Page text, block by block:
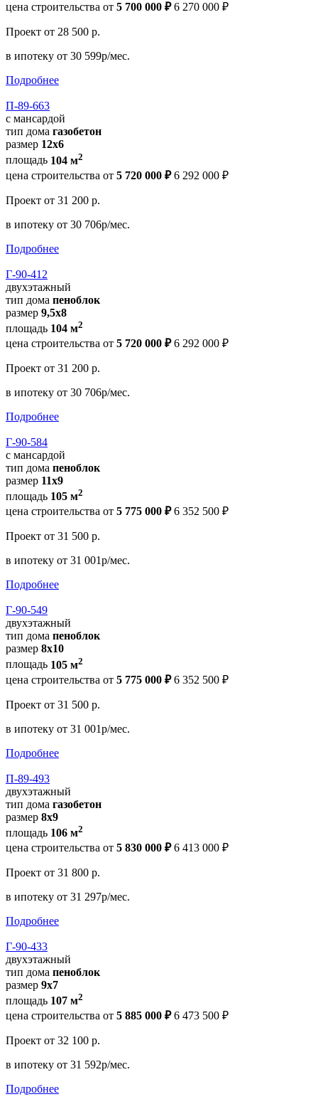
цена строительства от 5 700 000 ₽ 6 270 000 ₽
Проект от 28 500 р.
в ипотеку от 30 599р/мес.
Подробнее
П-89-663
с мансардой
тип дома газобетон
размер 12x6
площадь 104 м2
цена строительства от 5 720 000 ₽ 6 292 000 ₽
Проект от 31 200 р.
в ипотеку от 30 706р/мес.
Подробнее
Г-90-412
двухэтажный
тип дома пеноблок
размер 9,5х8
площадь 104 м2
цена строительства от 5 720 000 ₽ 6 292 000 ₽
Проект от 31 200 р.
в ипотеку от 30 706р/мес.
Подробнее
Г-90-584
с мансардой
тип дома пеноблок
размер 11х9
площадь 105 м2
цена строительства от 5 775 000 ₽ 6 352 500 ₽
Проект от 31 500 р.
в ипотеку от 31 001р/мес.
Подробнее
Г-90-549
двухэтажный
тип дома пеноблок
размер 8х10
площадь 105 м2
цена строительства от 5 775 000 ₽ 6 352 500 ₽
Проект от 31 500 р.
в ипотеку от 31 001р/мес.
Подробнее
П-89-493
двухэтажный
тип дома газобетон
размер 8х9
площадь 106 м2
цена строительства от 5 830 000 ₽ 6 413 000 ₽
Проект от 31 800 р.
в ипотеку от 31 297р/мес.
Подробнее
Г-90-433
двухэтажный
тип дома пеноблок
размер 9х7
площадь 107 м2
цена строительства от 5 885 000 ₽ 6 473 500 ₽
Проект от 32 100 р.
в ипотеку от 31 592р/мес.
Подробнее